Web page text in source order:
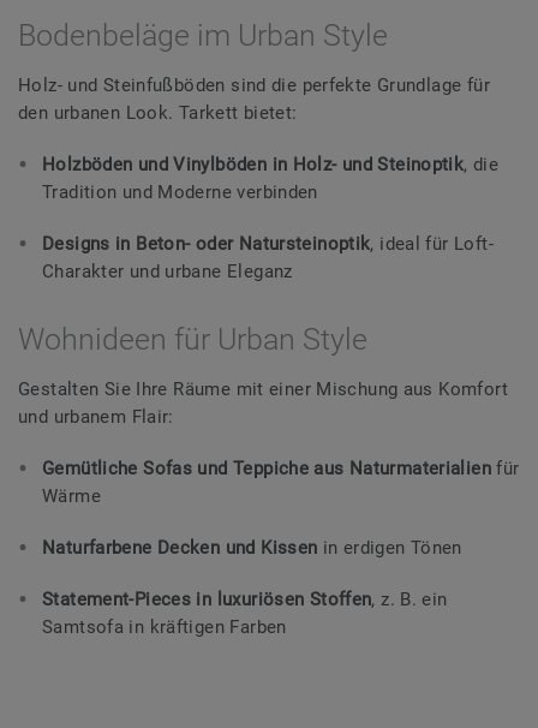
Bodenbeläge im Urban Style
Holz- und Steinfußböden sind die perfekte Grundlage für
den urbanen Look. Tarkett bietet:
Holzböden und Vinylböden in Holz- und Steinoptik, die
Tradition und Moderne verbinden
Designs in Beton- oder Natursteinoptik, ideal für Loft-
Charakter und urbane Eleganz
Wohnideen für Urban Style
Gestalten Sie Ihre Räume mit einer Mischung aus Komfort
und urbanem Flair:
Gemütliche Sofas und Teppiche aus Naturmaterialien für
Wärme
Naturfarbene Decken und Kissen in erdigen Tönen
Statement-Pieces in luxuriösen Stoffen, z. B. ein
Samtsofa in kräftigen Farben